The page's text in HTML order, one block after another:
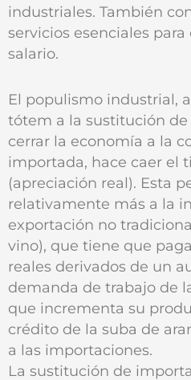
industriales. También
servicios esenciales
salario.
El populismo industrial,
tótem a la sustitución
cerrar la economía a la
importada, hace caer el
(apreciación real). Esta
relativamente más a la
exportación no
vino), que tiene que
reales derivados de un
demanda de trabajo de
que incrementa su
crédito de la suba de
a las importaciones.
La sustitución de